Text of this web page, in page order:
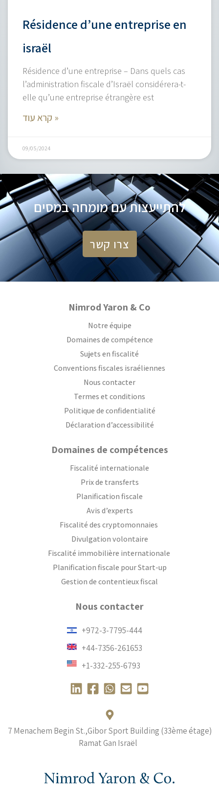
Résidence d’une entreprise en
israël
Résidence d’une entreprise – Dans quels cas
l’administration fiscale d’Israël considérera-t-
elle qu’une entreprise étrangère est
קרא עוד »
09/05/2024
להתייעצות עם מומחה במסים
צרו קשר
Nimrod Yaron & Co
Notre équipe
Domaines de compétence
Sujets en fiscalité
Conventions fiscales israéliennes
Nous contacter
Termes et conditions
Politique de confidentialité
Déclaration d’accessibilité
Domaines de compétences
Fiscalité internationale
Prix de transferts
Planification fiscale
Avis d’experts
Fiscalité des cryptomonnaies
Divulgation volontaire
Fiscalité immobilière internationale
Planification fiscale pour Start-up
Gestion de contentieux fiscal
Nous contacter
+972-3-7795-444
+44-7356-261653
+1-332-255-6793
L
k
e
n
F
e
b
k
W
a
t
s
p
E
e
l
e
Y
t
u
-
7 Menachem Begin St.,Gibor Sport Building (33ème étage)
Ramat Gan Israël